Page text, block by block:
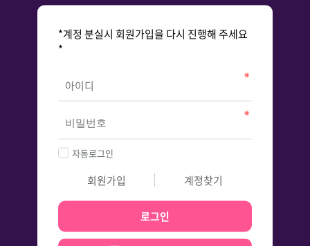
*계정 분실시 회원가입을 다시 진행해 주세요
*
자동로그인
회원가입 계정찾기
로그인